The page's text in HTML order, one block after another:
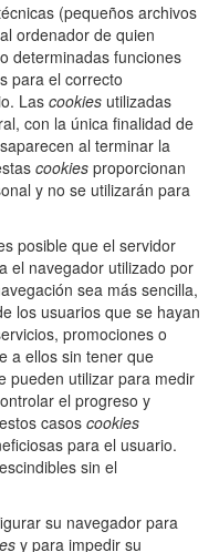
(pequeños archivos
ordenador de quien
determinadas funciones
para el correcto
Las cookies utilizadas
con la única finalidad de
al terminar la
cookies proporcionan
y no se utilizarán para
posible que el servidor
el navegador utilizado por
sea más sencilla,
los usuarios que se hayan
promociones o
a ellos sin tener que
pueden utilizar para medir
el progreso y
casos cookies
para el usuario.
sin el
su navegador para
y para impedir su